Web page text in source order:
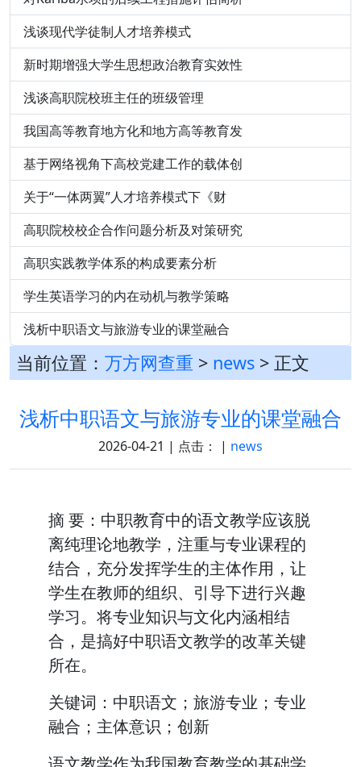
浅谈现代学徒制人才培养模式
新时期增强大学生思想政治教育实效性
浅谈高职院校班主任的班级管理
我国高等教育地方化和地方高等教育发
基于网络视角下高校党建工作的载体创
关于“一体两翼”人才培养模式下《财
高职院校校企合作问题分析及对策研究
高职实践教学体系的构成要素分析
学生英语学习的内在动机与教学策略
浅析中职语文与旅游专业的课堂融合
当前位置： 万方网查重 > news > 正文
浅析中职语文与旅游专业的课堂融合
2026-04-21 | 点击： | news
摘 要：中职教育中的语文教学应该脱
离纯理论地教学，注重与专业课程的
结合，充分发挥学生的主体作用，让
学生在教师的组织、引导下进行兴趣
学习。将专业知识与文化内涵相结
合，是搞好中职语文教学的改革关键
所在。
关键词：中职语文；旅游专业；专业
融合；主体意识；创新